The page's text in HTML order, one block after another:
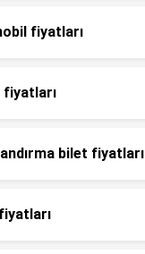
fiyatları
bilet fiyatları